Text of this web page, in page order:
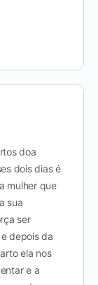
doa
dois dias é
mulher que
sua
ser
depois da
ela nos
e a